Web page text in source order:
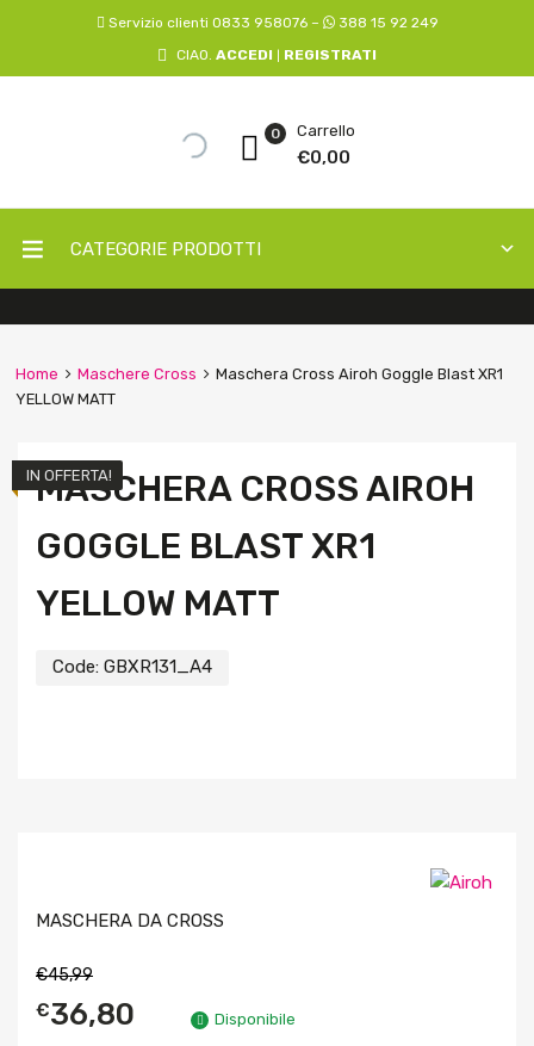
Servizio clienti 0833 958076 –
388 15 92 249
CIAO. ACCEDI REGISTRATI
Carrello
€0,00
0
CATEGORIE PRODOTTI
Home Maschere Cross
Maschera Cross Airoh Goggle Blast XR1
YELLOW MATT
MASCHERA CROSS AIROH
GOGGLE BLAST XR1
YELLOW MATT
Code: GBXR131_A4
IN OFFERTA!
MASCHERA DA CROSS
€45,99
€36,80 Disponibile